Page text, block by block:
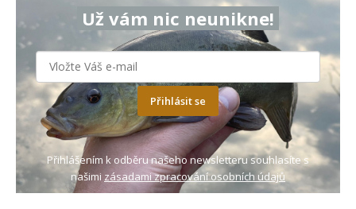
Už vám nic neunikne!
Přihlásit se
Přihlášením k odběru našeho newsletteru souhlasíte s
našimi zásadami zpracování osobních údajů